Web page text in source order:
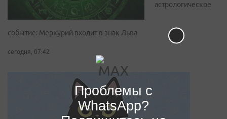
астрологическое
событие: Меркурий входит в знак Льва
сегодня, 07:42
Проблемы с
WhatsApp?